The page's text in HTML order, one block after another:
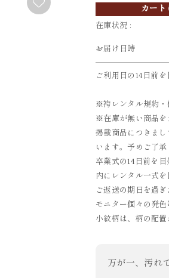
振袖 浴
カート
在庫状況 :
お届け日時
ご利用日の14日前
※袴レンタル規約・
※在庫が無い商品を
掲載商品につきま
います。予めご了承
卒業式の14日前を
内にレンタル一式
ご返送の期日を過
モニター個々の発
小紋柄は、柄の配置
万が一、汚れ